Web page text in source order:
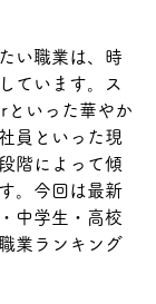
い職業は、時
ています。ス
といった華やか
員といった現
階によって傾
。今回は最新
中学生・高校
業ランキング